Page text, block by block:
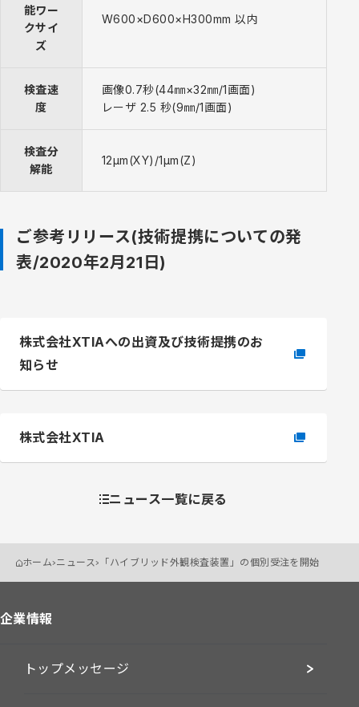
能ワー
クサイ
ズ
W600×D600×H300mm 以内
検査速
度
画像0.7秒(44㎜×32㎜/1画面)
レーザ 2.5 秒(9㎜/1画面)
検査分
解能
12μm(XY)/1μm(Z)
ご参考リリース(技術提携についての発
表/2020年2月21日)
株式会社XTIAへの出資及び技術提携のお
知らせ
株式会社XTIA
ニュース一覧に戻る
ホーム ニュース 「ハイブリッド外観検査装置」の個別受注を開始
企業情報
トップメッセージ